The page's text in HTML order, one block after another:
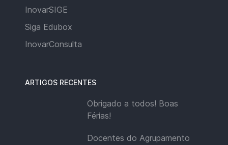
InovarSIGE
Siga Edubox
InovarConsulta
ARTIGOS RECENTES
Obrigado a todos! Boas
Férias!
Docentes do Agrupamento